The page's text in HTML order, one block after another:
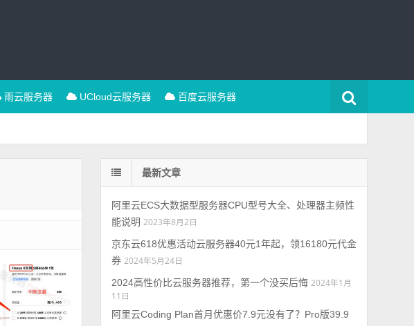
雨云服务器 UCloud云服务器 百度云服务器
最新文章
阿里云ECS大数据型服务器CPU型号大全、处理器主频性
能说明 2023年8月2日
京东云618优惠活动云服务器40元1年起，领16180元代金
券 2024年5月24日
2024高性价比云服务器推荐，第一个没买后悔 2024年1月
11日
阿里云Coding Plan首月优惠价7.9元没有了？Pro版39.9